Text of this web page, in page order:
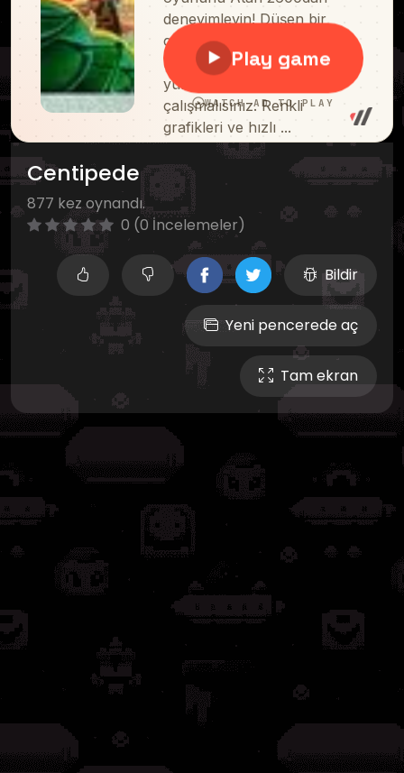
Centipede
877 kez oynandı.
0 (0 İncelemeler)
Bildir
Yeni pencerede aç
Tam ekran